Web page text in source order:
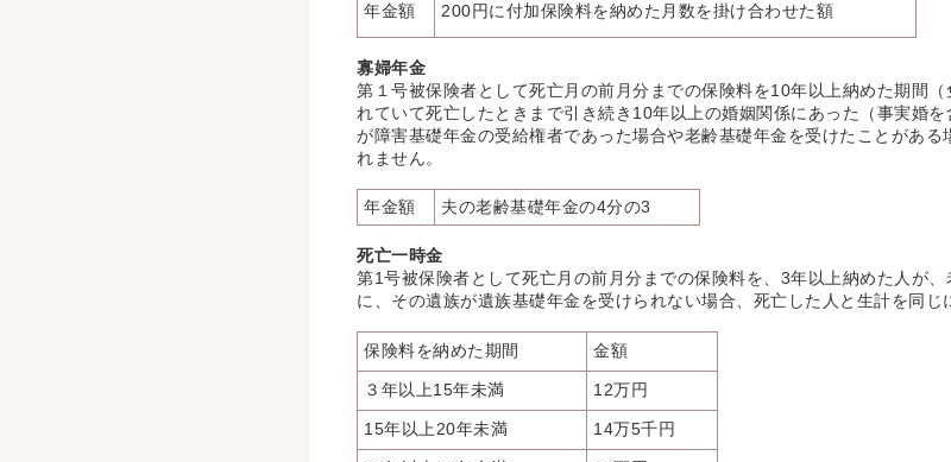
年金額 200円に付加保険料を納めた月数を掛け合わせた額
寡婦年金
第１号被保険者として死亡月の前月分までの保険料を10年以上納めた期間
れていて死亡したときまで引き続き10年以上の婚姻関係にあった（事実婚
が障害基礎年金の受給権者であった場合や老齢基礎年金を受けたことがあ
れません。
年金額 夫の老齢基礎年金の4分の3
死亡一時金
第1号被保険者として死亡月の前月分までの保険料を、3年以上納めた人が
に、その遺族が遺族基礎年金を受けられない場合、死亡した人と生計を同じ
保険料を納めた期間 金額
３年以上15年未満 12万円
15年以上20年未満 14万5千円